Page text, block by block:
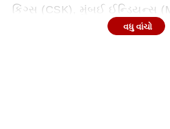
કિંગ્સ (CSK), મુંબઈ ઈન્ડિયન્સ
સુપર જાયન્ટ્સ (LSG) જેવી મોટી
વધુ વાંચો